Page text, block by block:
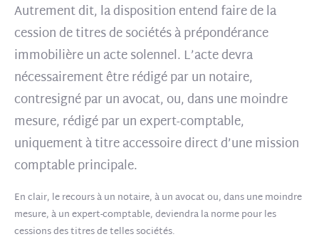
Autrement dit, la disposition entend faire de la
cession de titres de sociétés à prépondérance
immobilière un acte solennel. L’acte devra
nécessairement être rédigé par un notaire,
contresigné par un avocat, ou, dans une moindre
mesure, rédigé par un expert-comptable,
uniquement à titre accessoire direct d’une mission
comptable principale.
En clair, le recours à un notaire, à un avocat ou, dans une moindre
mesure, à un expert-comptable, deviendra la norme pour les
cessions des titres de telles sociétés.